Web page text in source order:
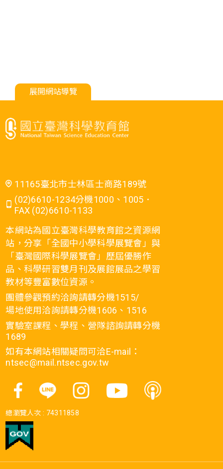
展開網站導覽
11165臺北市士林區士商路189號
(02)6610-1234分機1000、1005．
FAX (02)6610-1133
本網站為國立臺灣科學教育館之資源網
站，分享「全國中小學科學展覽會」與
「臺灣國際科學展覽會」歷屆優勝作
品、科學研習雙月刊及展館展品之學習
教材等豐富數位資源。
團體參觀預約洽詢請轉分機1515/
場地使用洽詢請轉分機1606、1516
實驗室課程、學程、營隊諮詢請轉分機
1689
如有本網站相關疑問可洽E-mail：
ntsec@mail.ntsec.gov.tw
總瀏覽人次 : 74311858